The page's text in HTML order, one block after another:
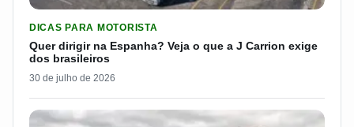
DICAS PARA MOTORISTA
Quer dirigir na Espanha? Veja o que a J Carrion exige
dos brasileiros
30 de julho de 2026